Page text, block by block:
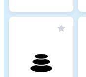
Energiankulutuksen